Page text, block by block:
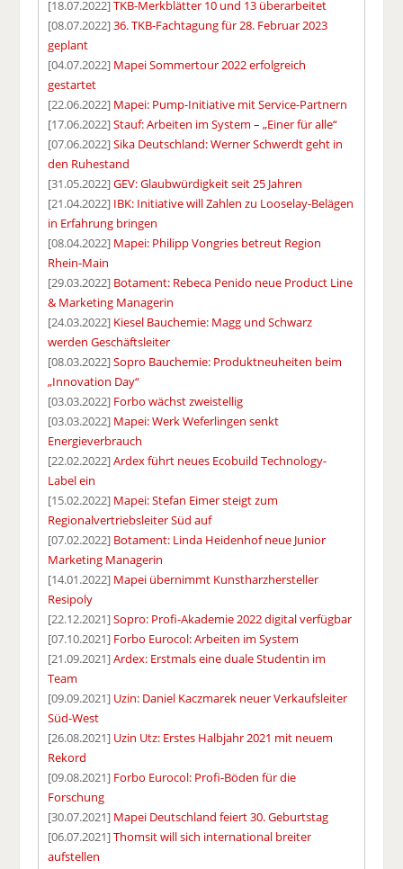
[18.07.2022]TKB-Merkblätter 10 und 13 überarbeitet
[08.07.2022]36. TKB-Fachtagung für 28. Februar 2023
geplant
[04.07.2022] Mapei Sommertour 2022 erfolgreich
gestartet
[22.06.2022] Mapei: Pump-Initiative mit Service-Partnern
[17.06.2022]Stauf: Arbeiten im System – „Einer für alle“
[07.06.2022]Sika Deutschland: Werner Schwerdt geht in
den Ruhestand
[31.05.2022]GEV: Glaubwürdigkeit seit 25 Jahren
[21.04.2022] IBK: Initiative will Zahlen zu Looselay-Belägen
in Erfahrung bringen
[08.04.2022] Mapei: Philipp Vongries betreut Region
Rhein-Main
[29.03.2022] Botament: Rebeca Penido neue Product Line
& Marketing Managerin
[24.03.2022] Kiesel Bauchemie: Magg und Schwarz
werden Geschäftsleiter
[08.03.2022]Sopro Bauchemie: Produktneuheiten beim
„Innovation Day“
[03.03.2022] Forbo wächst zweistellig
[03.03.2022] Mapei: Werk Weferlingen senkt
Energieverbrauch
[22.02.2022]Ardex führt neues Ecobuild Technology-
Label ein
[15.02.2022] Mapei: Stefan Eimer steigt zum
Regionalvertriebsleiter Süd auf
[07.02.2022] Botament: Linda Heidenhof neue Junior
Marketing Managerin
[14.01.2022] Mapei übernimmt Kunstharzhersteller
Resipoly
[22.12.2021]Sopro: Profi-Akademie 2022 digital verfügbar
[07.10.2021] Forbo Eurocol: Arbeiten im System
[21.09.2021]Ardex: Erstmals eine duale Studentin im
Team
[09.09.2021] Uzin: Daniel Kaczmarek neuer Verkaufsleiter
Süd-West
[26.08.2021] Uzin Utz: Erstes Halbjahr 2021 mit neuem
Rekord
[09.08.2021] Forbo Eurocol: Profi-Böden für die
Forschung
[30.07.2021] Mapei Deutschland feiert 30. Geburtstag
[06.07.2021]Thomsit will sich international breiter
aufstellen